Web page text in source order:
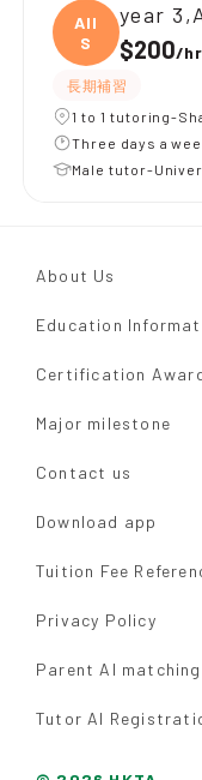
All
S
year
$200/hr
長期補習
1 to 1 tutoring-
Three days a
Male tutor-
About Us
Education
Certification
Major milestone
Contact us
Download app
Tuition Fee
Privacy Policy
Parent AI matching
Tutor AI